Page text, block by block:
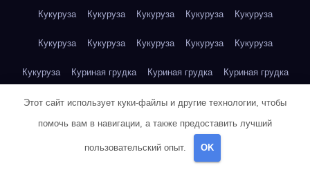
Кукуруза Кукуруза Кукуруза Кукуруза Кукуруза
Кукуруза Кукуруза Кукуруза Кукуруза Кукуруза
Кукуруза Куриная грудка Куриная грудка Куриная грудка
Куриная грудка Куриная грудка Куриная грудка
Куриная грудка Куриная грудка
Куриная грудка
Этот сайт использует куки-файлы и другие технологии, чтобы
помочь вам в навигации, а также предоставить лучший
пользовательский опыт. OK